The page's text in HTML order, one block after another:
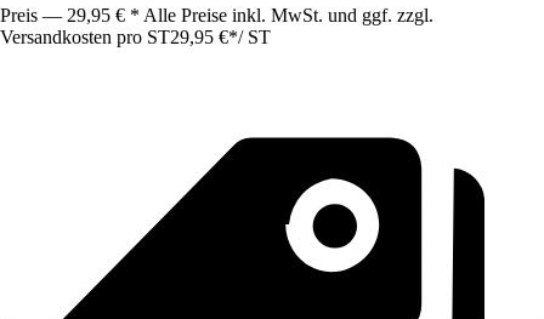
Preis — 29,95 € * Alle Preise inkl. MwSt. und ggf. zzgl.
Versandkosten pro ST29,95 €*/ ST